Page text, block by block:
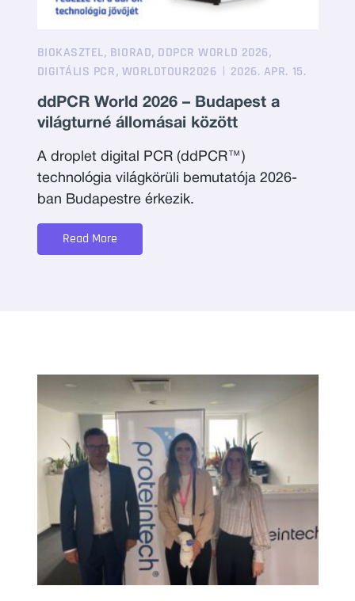
BIOKASZTEL, BIORAD, DDPCR WORLD 2026,
DIGITÁLIS PCR, WORLDTOUR2026 2026. APR. 15.
ddPCR World 2026 – Budapest a
világturné állomásai között
A droplet digital PCR (ddPCR™)
technológia világkörüli bemutatója 2026-
ban Budapestre érkezik.
Read More